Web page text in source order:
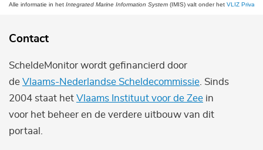
Alle informatie in het Integrated Marine Information System (IMIS) valt onder het VLIZ Privacy
Contact
ScheldeMonitor wordt gefinancierd door
de Vlaams-Nederlandse Scheldecommissie . Sinds
2004 staat het Vlaams Instituut voor de Zee in
voor het beheer en de verdere uitbouw van dit
portaal.